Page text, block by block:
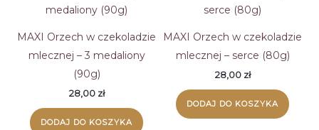
MAXI Orzech w czekoladzie
mlecznej – 3 medaliony
(90g)
28,00 zł
DODAJ DO KOSZYKA
MAXI Orzech w czekoladzie
mlecznej – serce (80g)
28,00 zł
DODAJ DO KOSZYKA